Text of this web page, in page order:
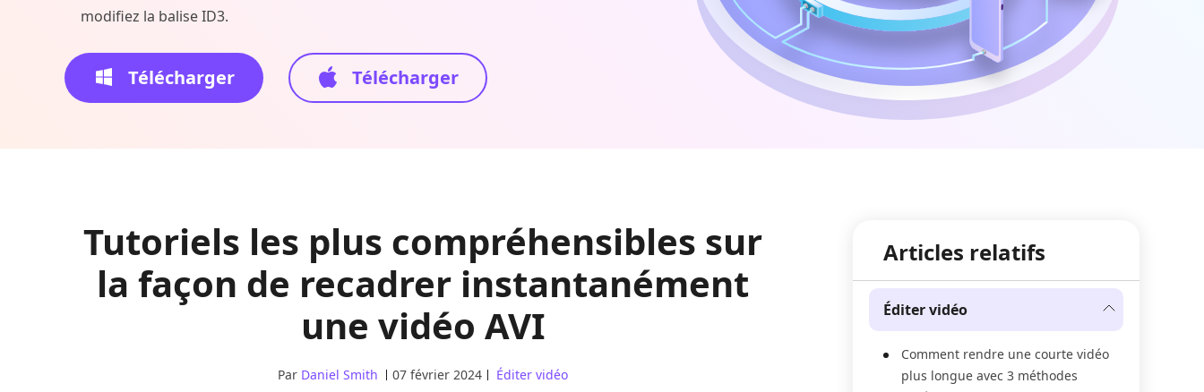
modifiez la balise ID3.
Télécharger Télécharger
Tutoriels les plus compréhensibles sur
la façon de recadrer instantanément
une vidéo AVI
Par Daniel Smith 07 février 2024 Éditer vidéo
Articles relatifs
Éditer vidéo
Comment rendre une courte vidéo
plus longue avec 3 méthodes